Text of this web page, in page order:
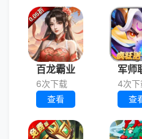
百龙霸业
6次下载
查看
军师
4次下
查